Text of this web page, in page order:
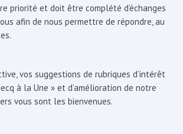
priorité et doit être complété d’échanges
afin de nous permettre de répondre, au
vos suggestions de rubriques d’intérêt
à la Une » et d’amélioration de notre
vous sont les bienvenues.